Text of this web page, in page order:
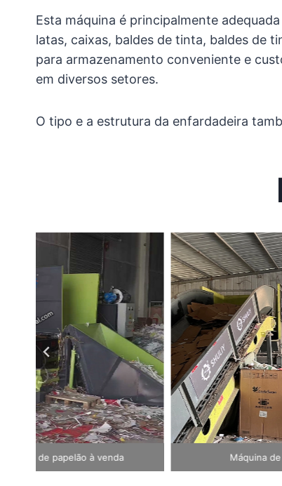
Esta máquina é principalmente
latas, caixas, baldes de tinta, baldes de
para armazenamento conveniente e
em diversos setores. ​
O tipo e a estrutura da enfardadeira
Máquina de compactação horizontal para